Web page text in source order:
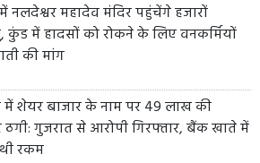
नलदेश्वर महादेव मंदिर पहुंचेंगे हजारों
कुंड में हादसों को रोकने के लिए वनकर्मियों
की मांग
शेयर बाजार के नाम पर 49 लाख की
ठगी: गुजरात से आरोपी गिरफ्तार, बैंक खाते में
रकम